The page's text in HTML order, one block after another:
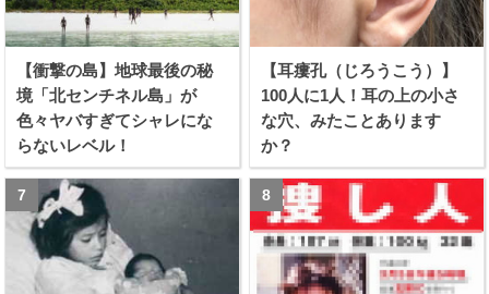
【衝撃の島】地球最後の秘
境「北センチネル島」が
色々ヤバすぎてシャレにな
らないレベル！
【耳瘻孔（じろうこう）】
100人に1人！耳の上の小さ
な穴、みたことあります
か？